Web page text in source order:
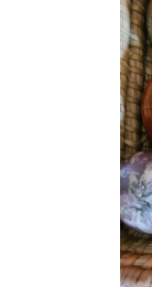
ARGOMENTI
MONTESSORI
MATEMATICA
MATEMATICA
MONTESSORI
moltiplicazione